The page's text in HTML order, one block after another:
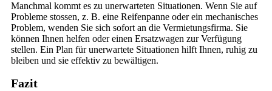
Manchmal kommt es zu unerwarteten Situationen. Wenn Sie auf
Probleme stossen, z. B. eine Reifenpanne oder ein mechanisches
Problem, wenden Sie sich sofort an die Vermietungsfirma. Sie
können Ihnen helfen oder einen Ersatzwagen zur Verfügung
stellen. Ein Plan für unerwartete Situationen hilft Ihnen, ruhig zu
bleiben und sie effektiv zu bewältigen.
Fazit